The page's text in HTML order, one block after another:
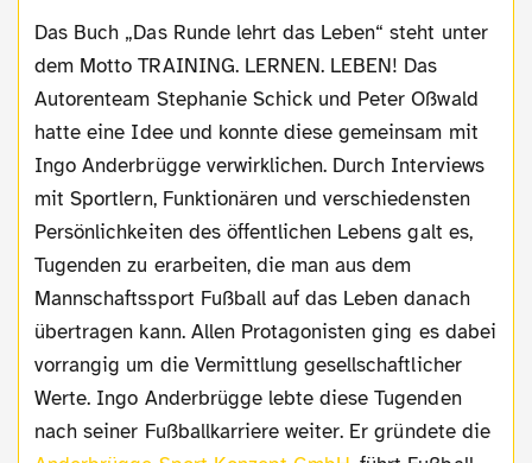
Das Buch „Das Runde lehrt das Leben“ steht unter
dem Motto TRAINING. LERNEN. LEBEN! Das
Autorenteam Stephanie Schick und Peter Oßwald
hatte eine Idee und konnte diese gemeinsam mit
Ingo Anderbrügge verwirklichen. Durch Interviews
mit Sportlern, Funktionären und verschiedensten
Persönlichkeiten des öffentlichen Lebens galt es,
Tugenden zu erarbeiten, die man aus dem
Mannschaftssport Fußball auf das Leben danach
übertragen kann. Allen Protagonisten ging es dabei
vorrangig um die Vermittlung gesellschaftlicher
Werte. Ingo Anderbrügge lebte diese Tugenden
nach seiner Fußballkarriere weiter. Er gründete die